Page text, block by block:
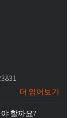
더 읽어보기
할까요?